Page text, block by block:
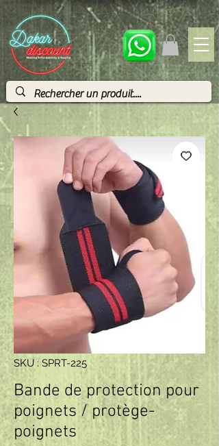
SKU : SPRT-225
Bande de protection pour
poignets / protège-
poignets